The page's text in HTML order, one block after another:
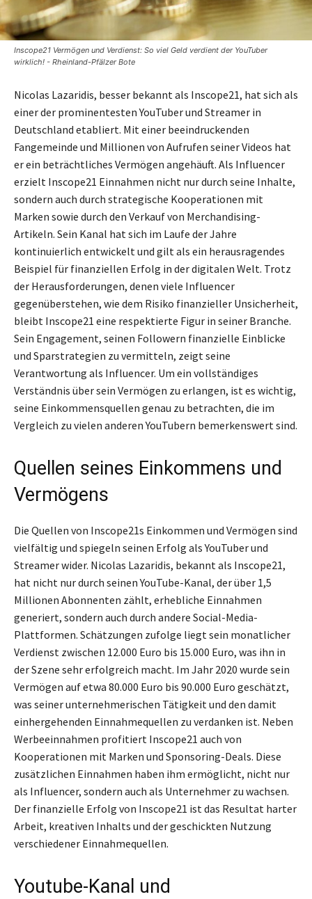
Inscope21 Vermögen und Verdienst: So viel Geld verdient der YouTuber
wirklich! - Rheinland-Pfälzer Bote
Nicolas Lazaridis, besser bekannt als Inscope21, hat sich als
einer der prominentesten YouTuber und Streamer in
Deutschland etabliert. Mit einer beeindruckenden
Fangemeinde und Millionen von Aufrufen seiner Videos hat
er ein beträchtliches Vermögen angehäuft. Als Influencer
erzielt Inscope21 Einnahmen nicht nur durch seine Inhalte,
sondern auch durch strategische Kooperationen mit
Marken sowie durch den Verkauf von Merchandising-
Artikeln. Sein Kanal hat sich im Laufe der Jahre
kontinuierlich entwickelt und gilt als ein herausragendes
Beispiel für finanziellen Erfolg in der digitalen Welt. Trotz
der Herausforderungen, denen viele Influencer
gegenüberstehen, wie dem Risiko finanzieller Unsicherheit,
bleibt Inscope21 eine respektierte Figur in seiner Branche.
Sein Engagement, seinen Followern finanzielle Einblicke
und Sparstrategien zu vermitteln, zeigt seine
Verantwortung als Influencer. Um ein vollständiges
Verständnis über sein Vermögen zu erlangen, ist es wichtig,
seine Einkommensquellen genau zu betrachten, die im
Vergleich zu vielen anderen YouTubern bemerkenswert sind.
Quellen seines Einkommens und
Vermögens
Die Quellen von Inscope21s Einkommen und Vermögen sind
vielfältig und spiegeln seinen Erfolg als YouTuber und
Streamer wider. Nicolas Lazaridis, bekannt als Inscope21,
hat nicht nur durch seinen YouTube-Kanal, der über 1,5
Millionen Abonnenten zählt, erhebliche Einnahmen
generiert, sondern auch durch andere Social-Media-
Plattformen. Schätzungen zufolge liegt sein monatlicher
Verdienst zwischen 12.000 Euro bis 15.000 Euro, was ihn in
der Szene sehr erfolgreich macht. Im Jahr 2020 wurde sein
Vermögen auf etwa 80.000 Euro bis 90.000 Euro geschätzt,
was seiner unternehmerischen Tätigkeit und den damit
einhergehenden Einnahmequellen zu verdanken ist. Neben
Werbeeinnahmen profitiert Inscope21 auch von
Kooperationen mit Marken und Sponsoring-Deals. Diese
zusätzlichen Einnahmen haben ihm ermöglicht, nicht nur
als Influencer, sondern auch als Unternehmer zu wachsen.
Der finanzielle Erfolg von Inscope21 ist das Resultat harter
Arbeit, kreativen Inhalts und der geschickten Nutzung
verschiedener Einnahmequellen.
Youtube-Kanal und